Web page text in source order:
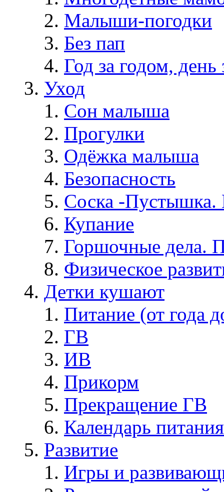
Малыши-погодки
Без пап
Год за годом, день
Уход
Сон малыша
Прогулки
Одёжка малыша
Безопасность
Соска -
Купание
Горшочные дела.
Физическое
Детки кушают
Питание (от года
ГВ
ИВ
Прикорм
Прекращение ГВ
Календарь питания
Развитие
Игры и